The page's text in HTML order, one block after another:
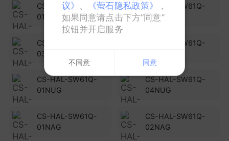
CS-HAL-SW61Q-
01NCG
CS-HAL-SW61Q-
02NCG
CS-HAL-SW61Q-
03NCG
CS-HAL-SW61Q-
CS-HAL-SW61Q-
01NUG
CS-HAL-SW61Q-
04NUG
CS-HAL-SW61Q-
01NAG
CS-HAL-SW61Q-
02NAG
议》 、 《萤石隐私政策》
，
如果同意请点击下方“同意”
按钮并开启服务
不同意 同意